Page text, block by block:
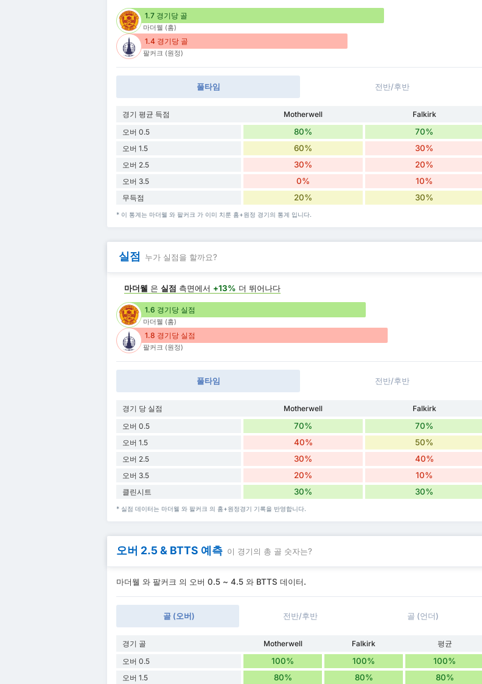
1.7 경기당 골
마더웰 (홈)
1.4 경기당 골
팔커크 (원정)
풀타임 전반/후반
경기 평균 득점 Motherwell
Falkirk
오버 0.5
80% 70%
오버 1.5 60% 30%
오버 2.5 30% 20%
오버 3.5 0% 10%
무득점 20% 30%
* 이 통계는 마더웰 와 팔커크 가 이미 치룬 홈+원정 경기의 통계 입니다.
실점 누가 실점을 할까요?
마더웰 은실점 측면에서 +13% 더 뛰어나다
1.6 경기당 실점
마더웰 (홈)
1.8 경기당 실점
팔커크 (원정)
풀타임 전반/후반
경기 당 실점 Motherwell
Falkirk
오버 0.5
70% 70%
오버 1.5 40% 50%
오버 2.5 30% 40%
오버 3.5 20% 10%
클린시트 30% 30%
* 실점 데이터는 마더웰 와 팔커크 의 홈+원정경기 기록을 반영합니다.
오버 2.5 & BTTS 예측 이 경기의 총 골 숫자는?
마더웰 와 팔커크 의 오버 0.5 ~ 4.5 와 BTTS 데이터.
골 (오버) 전반/후반 골 (언더)
경기 골 Motherwell Falkirk
평균
오버 0.5
100% 100% 100%
오버 1.5 80% 80% 80%